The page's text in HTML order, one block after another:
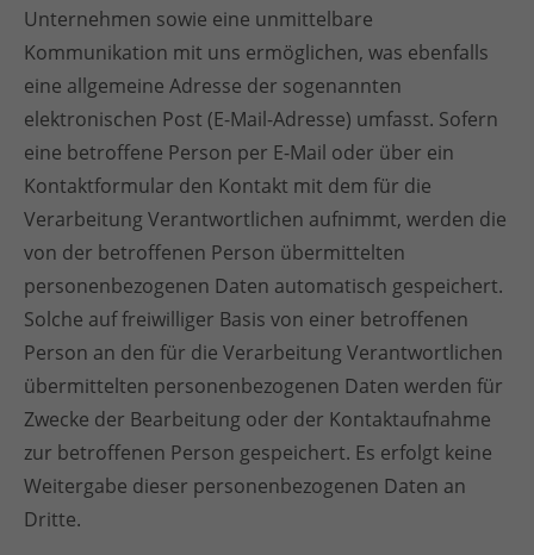
Unternehmen sowie eine unmittelbare
Kommunikation mit uns ermöglichen, was ebenfalls
eine allgemeine Adresse der sogenannten
elektronischen Post (E-Mail-Adresse) umfasst. Sofern
eine betroffene Person per E-Mail oder über ein
Kontaktformular den Kontakt mit dem für die
Verarbeitung Verantwortlichen aufnimmt, werden die
von der betroffenen Person übermittelten
personenbezogenen Daten automatisch gespeichert.
Solche auf freiwilliger Basis von einer betroffenen
Person an den für die Verarbeitung Verantwortlichen
übermittelten personenbezogenen Daten werden für
Zwecke der Bearbeitung oder der Kontaktaufnahme
zur betroffenen Person gespeichert. Es erfolgt keine
Weitergabe dieser personenbezogenen Daten an
Dritte.